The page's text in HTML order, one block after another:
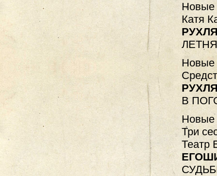
Новые
Катя
Новые
В
Новые
Три
Театр